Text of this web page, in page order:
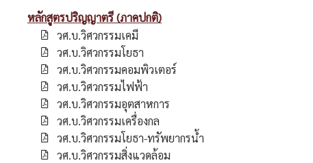
หลักสูตรปริญญาตรี (ภาคปกติ)
วศ.บ.วิศวกรรมเคมี
วศ.บ.วิศวกรรมโยธา
วศ.บ.วิศวกรรมคอมพิวเตอร์
วศ.บ.วิศวกรรมไฟฟ้า
วศ.บ.วิศวกรรมอุตสาหการ
วศ.บ.วิศวกรรมเครื่องกล
วศ.บ.วิศวกรรมโยธา-ทรัพยากรน้ำ
วศ.บ.วิศวกรรมสิ่งแวดล้อม